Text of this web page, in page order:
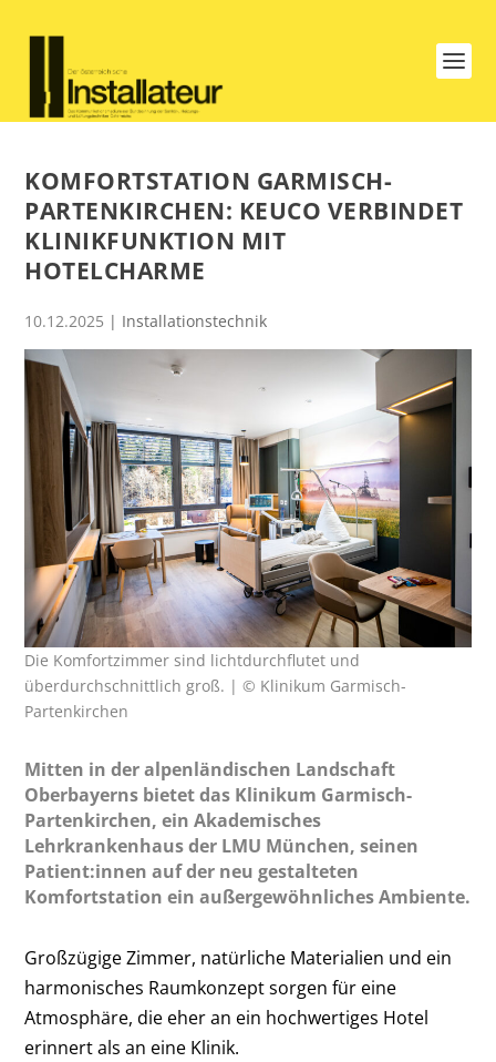
KOMFORTSTATION GARMISCH-
PARTENKIRCHEN: KEUCO VERBINDET
KLINIKFUNKTION MIT
HOTELCHARME
10.12.2025 | Installationstechnik
Die Komfortzimmer sind lichtdurchflutet und
überdurchschnittlich groß. | © Klinikum Garmisch-
Partenkirchen
Mitten in der alpenländischen Landschaft
Oberbayerns bietet das Klinikum Garmisch-
Partenkirchen, ein Akademisches
Lehrkrankenhaus der LMU München, seinen
Patient:innen auf der neu gestalteten
Komfortstation ein außergewöhnliches Ambiente.
Großzügige Zimmer, natürliche Materialien und ein
harmonisches Raumkonzept sorgen für eine
Atmosphäre, die eher an ein hochwertiges Hotel
erinnert als an eine Klinik.